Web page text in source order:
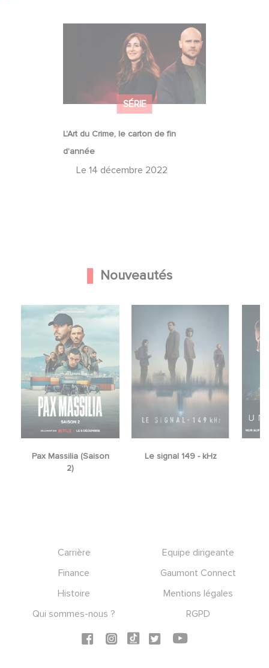
SÉRIE
L'Art du Crime, le carton de fin
d'année
Le 14 décembre 2022
L'Art du Crime, le carton de fin
Nouveautés
Pax Massilia (Saison
2)
Le signal 149 - kHz
Carrière
Equipe dirigeante
Finance
Gaumont Connect
Histoire
Mentions légales
Qui sommes-nous ?
RGPD
Social icons